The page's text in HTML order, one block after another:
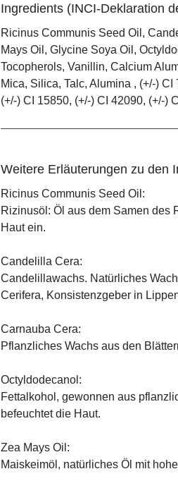
Ingredients (INCI-Deklaration
Ricinus Communis Seed Oil,
Mays Oil, Glycine Soya Oil,
Tocopherols, Vanillin, Calcium
Mica, Silica, Talc, Alumina , (+/-)
(+/-) CI 15850, (+/-) CI 42090, (+/-)
Weitere Erläuterungen zu den
Ricinus Communis Seed Oil:
Rizinusöl: Öl aus dem Samen des
Haut ein.
Candelilla Cera:
Candelillawachs. Natürliches
Cerifera, Konsistenzgeber in
Carnauba Cera:
Pflanzliches Wachs aus den
Octyldodecanol:
Fettalkohol, gewonnen aus
befeuchtet die Haut.
Zea Mays Oil:
Maiskeimöl, natürliches Öl mit